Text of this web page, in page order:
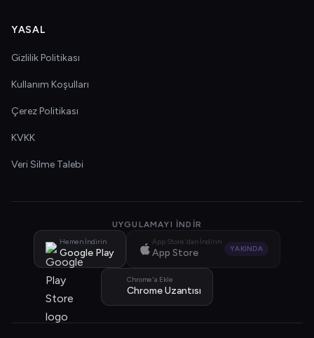
YASAL
Gizlilik Politikası
Kullanım Koşulları
Çerez Politikası
KVKK
Veri Silme Talebi
UYGULAMAYI İNDIR
Hemen İndirin
Google Play
App Store'dan İndirin
App Store YAKINDA
Chrome'a Ekle
Chrome Uzantısı